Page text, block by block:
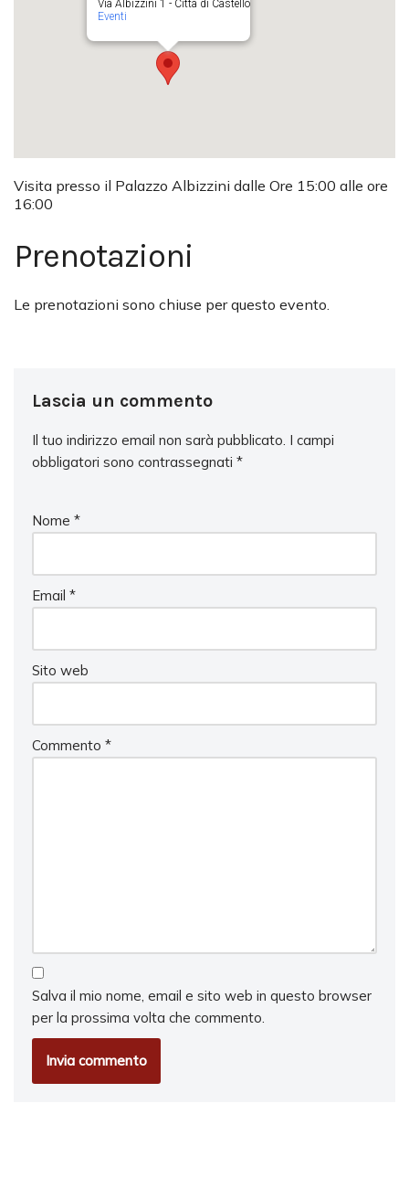
Via Albizzini 1 - Città di Castello
Eventi
Visita presso il Palazzo Albizzini dalle Ore 15:00 alle ore
16:00
Prenotazioni
Le prenotazioni sono chiuse per questo evento.
Lascia un commento
Il tuo indirizzo email non sarà pubblicato. I campi
obbligatori sono contrassegnati *
Nome *
Email *
Sito web
Commento *
Salva il mio nome, email e sito web in questo browser
per la prossima volta che commento.